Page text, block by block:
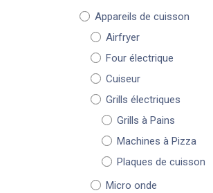
Appareils de cuisson
Airfryer
Four électrique
Cuiseur
Grills électriques
Grills à Pains
Machines à Pizza
Plaques de cuisson
Micro onde